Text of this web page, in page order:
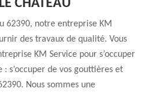
CHATEAU
62390, notre entreprise KM
des travaux de qualité. Vous
KM Service pour s’occuper
s’occuper de vos gouttières et
Nous sommes une